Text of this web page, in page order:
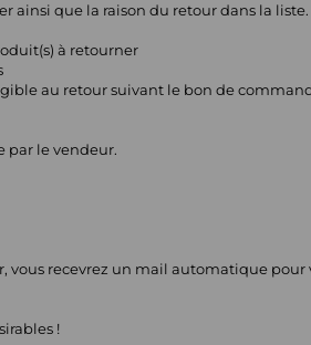
ainsi que la raison du retour dans la liste.
à retourner
au retour suivant le bon de
par le vendeur.
vous recevrez un mail automatique
!